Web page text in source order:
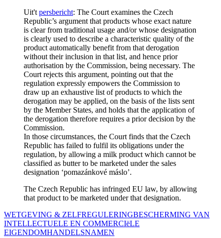
Uit't persbericht: The Court examines the Czech
Republic’s argument that products whose exact nature
is clear from traditional usage and/or whose designation
is clearly used to describe a characteristic quality of the
product automatically benefit from that derogation
without their inclusion in that list, and hence prior
authorisation by the Commission, being necessary. The
Court rejects this argument, pointing out that the
regulation expressly empowers the Commission to
draw up an exhaustive list of products to which the
derogation may be applied, on the basis of the lists sent
by the Member States, and holds that the application of
the derogation therefore requires a prior decision by the
Commission.
In those circumstances, the Court finds that the Czech
Republic has failed to fulfil its obligations under the
regulation, by allowing a milk product which cannot be
classified as butter to be marketed under the sales
designation ‘pomazánkové máslo’.
The Czech Republic has infringed EU law, by allowing
that product to be marketed under that designation.
WETGEVING & ZELFREGULERINGBESCHERMING VAN
INTELLECTUELE EN COMMERCIëLE
EIGENDOMHANDELSNAMEN